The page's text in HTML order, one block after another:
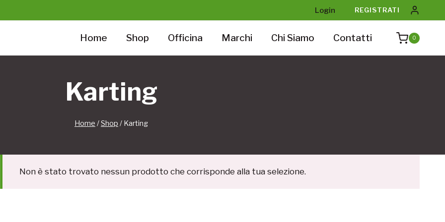
Login REGISTRATI
Home Shop Officina Marchi Chi Siamo Contatti 0
Karting
Home /Shop / Karting
Non è stato trovato nessun prodotto che corrisponde alla tua selezione.